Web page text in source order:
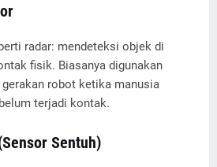
radar: mendeteksi objek di
fisik. Biasanya digunakan
robot ketika manusia
terjadi kontak.
Sentuh)